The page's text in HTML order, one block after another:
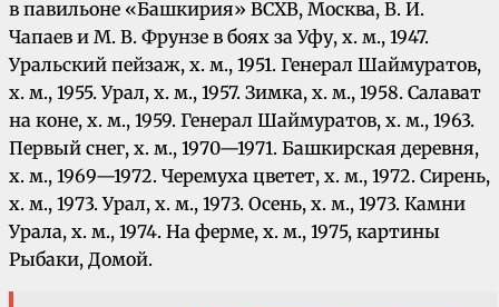
в павильоне «Башкирия» ВСХВ, Москва, В. И.
Чапаев и М. В. Фрунзе в боях за Уфу, х. м., 1947.
Уральский пейзаж, х. м., 1951. Генерал Шаймуратов,
х. м., 1955. Урал, х. м., 1957. Зимка, х. м., 1958. Салават
на коне, х. м., 1959. Генерал Шаймуратов, х. м., 1963.
Первый снег, х. м., 1970—1971. Башкирская деревня,
х. м., 1969—1972. Черемуха цветет, х. м., 1972. Сирень,
х. м., 1973. Урал, х. м., 1973. Осень, х. м., 1973. Камни
Урала, х. м., 1974. На ферме, х. м., 1975, картины
Рыбаки, Домой.